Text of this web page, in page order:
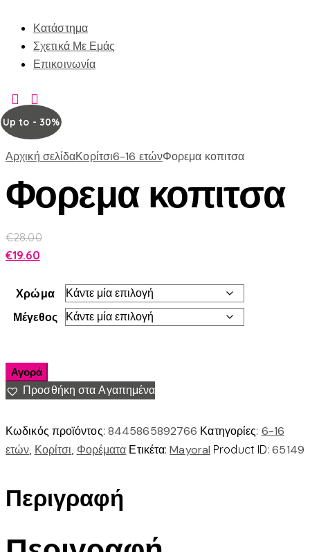
Κατάστημα
Σχετικά Με Εμάς
Επικοινωνία
Αρχική σελίδαΚορίτσι6-16 ετώνΦορεμα κοπιτσα
Up to - 30%
Φορεμα κοπιτσα
€28.00
€19.60
Χρώμα
Μέγεθος
Αγορά
Προσθήκη στα Αγαπημένα
Κωδικός προϊόντος: 8445865892766 Κατηγορίες: 6-16
ετών, Κορίτσι, Φορέματα Ετικέτα:Mayoral Product ID:65149
Περιγραφή